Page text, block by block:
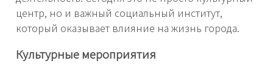
центр, но и важный социальный институт,
который оказывает влияние на жизнь города.
Культурные мероприятия